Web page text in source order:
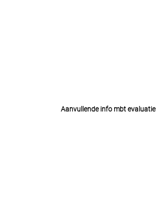
Aanvullende info mbt evaluatie